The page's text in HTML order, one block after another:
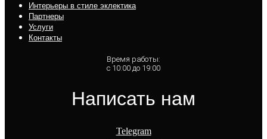
Интерьеры в стиле эклектика
Партнеры
Услуги
Контакты
Время работы:
с 10:00 до 19:00
Написать нам
Telegram